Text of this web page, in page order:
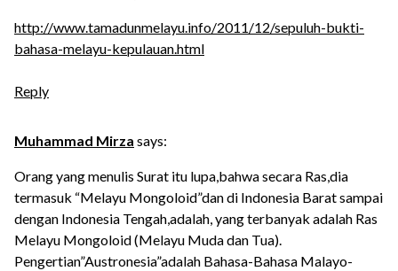
http://www.tamadunmelayu.info/2011/12/sepuluh-bukti-
bahasa-melayu-kepulauan.html
Reply
Muhammad Mirza says:
Orang yang menulis Surat itu lupa,bahwa secara Ras,dia
termasuk “Melayu Mongoloid”dan di Indonesia Barat sampai
dengan Indonesia Tengah,adalah, yang terbanyak adalah Ras
Melayu Mongoloid (Melayu Muda dan Tua).
Pengertian”Austronesia”adalah Bahasa-Bahasa Malayo-